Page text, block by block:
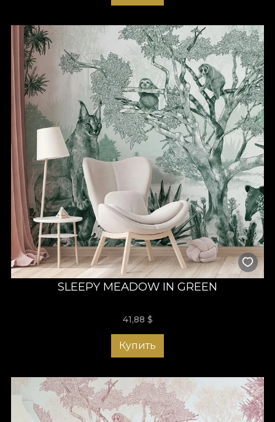
SLEEPY MEADOW IN GREEN
41,88 $
Купить